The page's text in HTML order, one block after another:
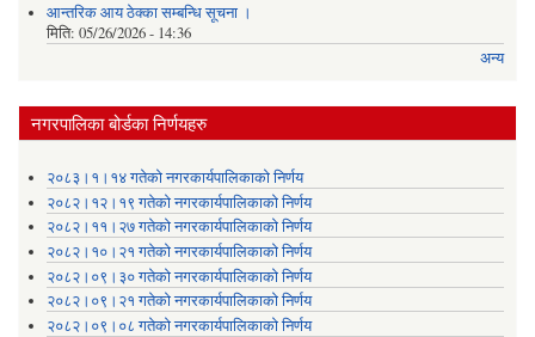
आन्तरिक आय ठेक्का सम्बन्धि सूचना ।
मिति: 05/26/2026 - 14:36
अन्य
नगरपालिका बोर्डका निर्णयहरु
२०८३।१।१४ गतेको नगरकार्यपालिकाको निर्णय
२०८२।१२।१९ गतेको नगरकार्यपालिकाको निर्णय
२०८२।११।२७ गतेको नगरकार्यपालिकाको निर्णय
२०८२।१०।२१ गतेको नगरकार्यपालिकाको निर्णय
२०८२।०९।३० गतेको नगरकार्यपालिकाको निर्णय
२०८२।०९।२१ गतेको नगरकार्यपालिकाको निर्णय
२०८२।०९।०८ गतेको नगरकार्यपालिकाको निर्णय